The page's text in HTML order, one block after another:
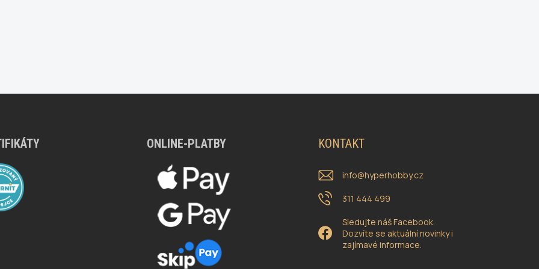
ONLINE-PLATBY KONTAKT
info@hyperhobby.cz
311 444 499
Sledujte náš Facebook.
Dozvíte se aktuální novinky i
zajímavé informace.